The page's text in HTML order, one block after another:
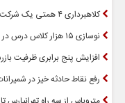
کلاهبرداری ۴ همتی یک شرکت مهاجرتی
نوسازی ۱۵ هزار کلاس درس در استان تهران
افزایش پنج برابری ظرفیت
رفع نقاط حادثه خیز در